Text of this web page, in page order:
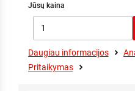
Jūsų kaina
Daugiau informacijos
Pritaikymas